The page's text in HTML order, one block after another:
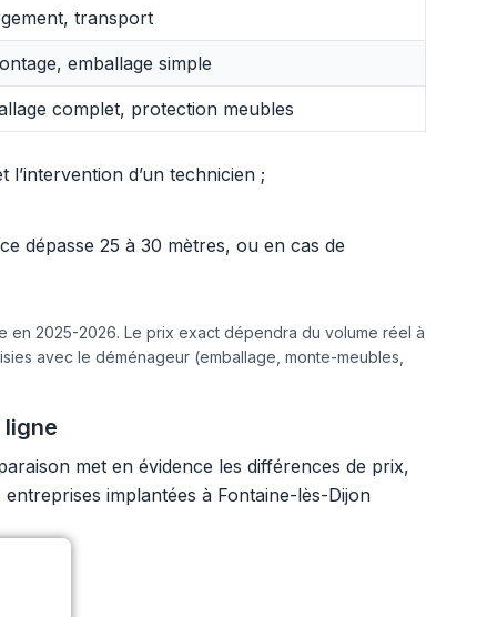
transport
emballage simple
complet, protection meubles
d’un technicien ;
dépasse 25 à 30 mètres, ou en cas de
en 2025-2026. Le prix exact dépendra du volume réel à
avec le déménageur (emballage, monte-meubles,
ligne
met en évidence les différences de prix,
implantées à Fontaine-lès-Dijon